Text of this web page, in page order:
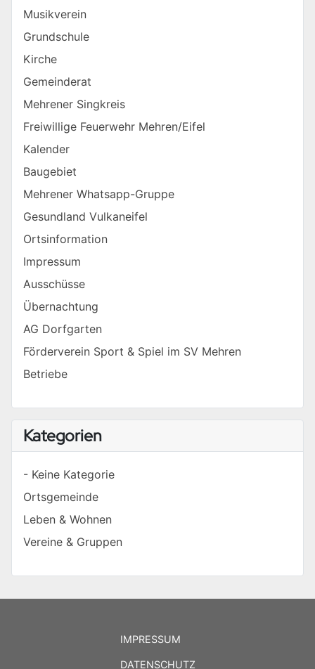
Musikverein
Grundschule
Kirche
Gemeinderat
Mehrener Singkreis
Freiwillige Feuerwehr Mehren/Eifel
Kalender
Baugebiet
Mehrener Whatsapp-Gruppe
Gesundland Vulkaneifel
Ortsinformation
Impressum
Ausschüsse
Übernachtung
AG Dorfgarten
Förderverein Sport & Spiel im SV Mehren
Betriebe
Kategorien
- Keine Kategorie
Ortsgemeinde
Leben & Wohnen
Vereine & Gruppen
IMPRESSUM
DATENSCHUTZ